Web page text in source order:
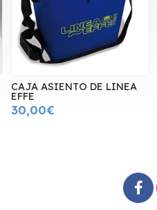
CAJA ASIENTO DE LINEA
EFFE
30,00€